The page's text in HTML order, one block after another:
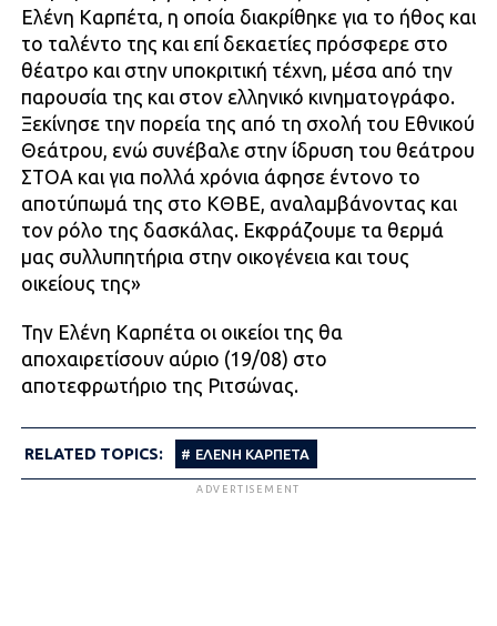
Ελένη Καρπέτα, η οποία διακρίθηκε για το ήθος και
το ταλέντο της και επί δεκαετίες πρόσφερε στο
θέατρο και στην υποκριτική τέχνη, μέσα από την
παρουσία της και στον ελληνικό κινηματογράφο.
Ξεκίνησε την πορεία της από τη σχολή του Εθνικού
Θεάτρου, ενώ συνέβαλε στην ίδρυση του θεάτρου
ΣΤΟΑ και για πολλά χρόνια άφησε έντονο το
αποτύπωμά της στο ΚΘΒΕ, αναλαμβάνοντας και
τον ρόλο της δασκάλας. Εκφράζουμε τα θερμά
μας συλλυπητήρια στην οικογένεια και τους
οικείους της»
Την Ελένη Καρπέτα οι οικείοι της θα
αποχαιρετίσουν αύριο (19/08) στο
αποτεφρωτήριο της Ριτσώνας.
RELATED TOPICS: ΕΛΕΝΗ ΚΑΡΠΕΤΑ
ADVERTISEMENT